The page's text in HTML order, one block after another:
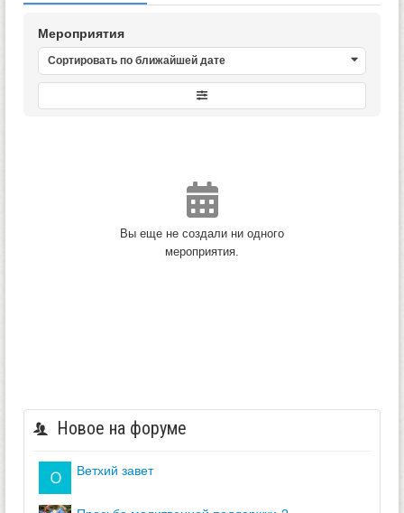
Мероприятия
Сортировать по ближайшей дате
Вы еще не создали ни одного
мероприятия.
Новое на форуме
ветхий завет